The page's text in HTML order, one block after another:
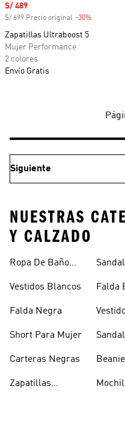
Precio de venta
S/ 489
S/ 699 Precio original -30%
Zapatillas Ultraboost 5
Mujer Performance
2 colores
Envío Gratis
Siguiente
NUESTRAS
Y CALZADO
Ropa De Baño
Vestidos Blancos
Falda Negra
Short Para Mujer
Carteras Negras
Zapatillas
Mujer
Falda